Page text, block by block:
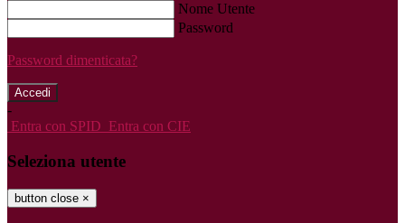
Nome Utente
Password
Password dimenticata?
-
Entra con SPID Entra con CIE
Seleziona utente
button close ×